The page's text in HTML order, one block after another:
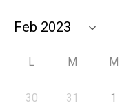
L M M
30 31 1